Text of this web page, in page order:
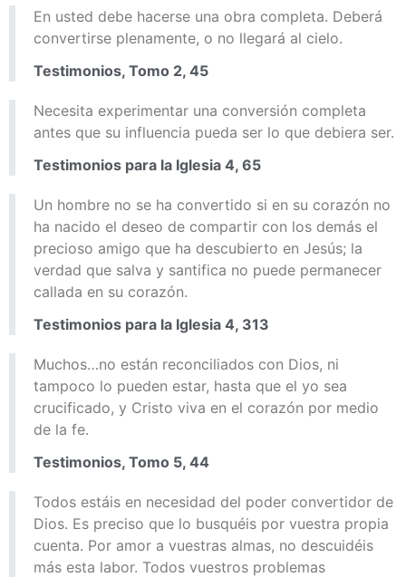
En usted debe hacerse una obra completa. Deberá
convertirse plenamente, o no llegará al cielo.
Testimonios, Tomo 2, 45
Necesita experimentar una conversión completa
antes que su influencia pueda ser lo que debiera ser.
Testimonios para la Iglesia 4, 65
Un hombre no se ha convertido si en su corazón no
ha nacido el deseo de compartir con los demás el
precioso amigo que ha descubierto en Jesús; la
verdad que salva y santifica no puede permanecer
callada en su corazón.
Testimonios para la Iglesia 4, 313
Muchos…no están reconciliados con Dios, ni
tampoco lo pueden estar, hasta que el yo sea
crucificado, y Cristo viva en el corazón por medio
de la fe.
Testimonios, Tomo 5, 44
Todos estáis en necesidad del poder convertidor de
Dios. Es preciso que lo busquéis por vuestra propia
cuenta. Por amor a vuestras almas, no descuidéis
más esta labor. Todos vuestros problemas